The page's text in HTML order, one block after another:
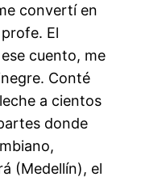
convertí en
El
cuento, me
Conté
a cientos
donde
(Medellín), el